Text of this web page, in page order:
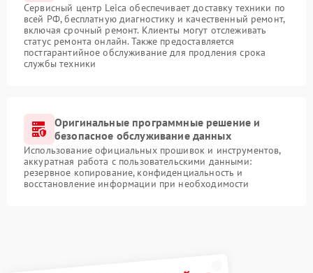
Сервисный центр Leica обеспечивает доставку техники по
всей РФ, бесплатную диагностику и качественный ремонт,
включая срочный ремонт. Клиенты могут отслеживать
статус ремонта онлайн. Также предоставляется
постгарантийное обслуживание для продления срока
службы техники
Оригинальные программные решение и
безопасное обслуживание данных
Использование официальных прошивок и инструментов,
аккуратная работа с пользовательскими данными:
резервное копирование, конфиденциальность и
восстановление информации при необходимости